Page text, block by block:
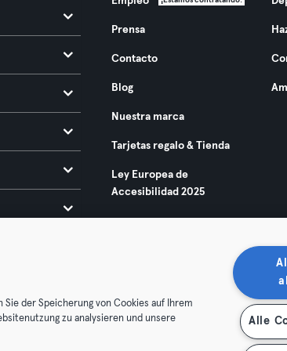
Prensa
Contacto
Blog
Nuestra marca
Tarjetas regalo & Tienda
Ley Europea de
Accesibilidad 2025
Rescindir
der Speicherung von Cookies auf Ihrem
zu analysieren und unsere
Alle